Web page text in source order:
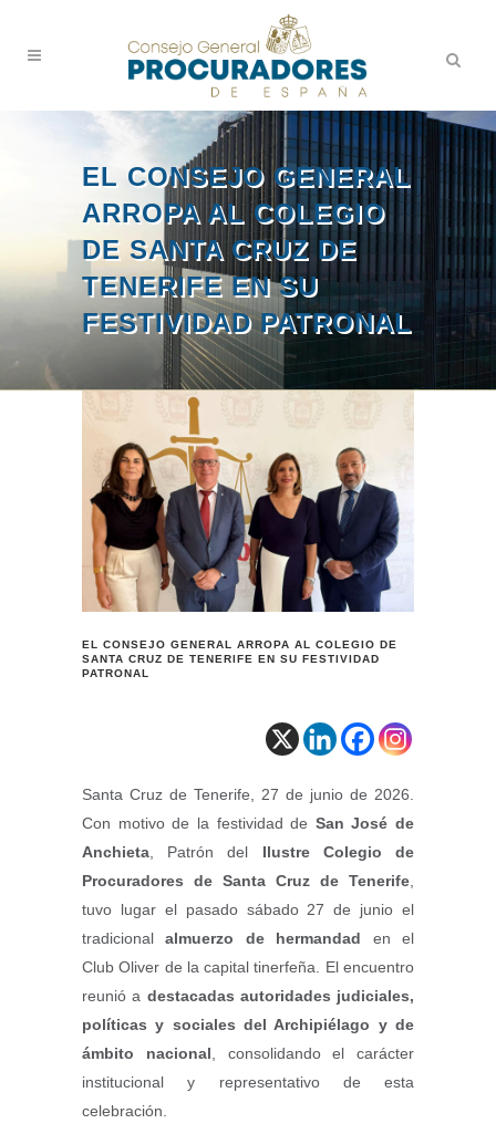
EL CONSEJO GENERAL
ARROPA AL COLEGIO
DE SANTA CRUZ DE
TENERIFE EN SU
FESTIVIDAD PATRONAL
EL CONSEJO GENERAL ARROPA AL COLEGIO DE
SANTA CRUZ DE TENERIFE EN SU FESTIVIDAD
PATRONAL
Santa Cruz de Tenerife, 27 de junio de 2026.
Con motivo de la festividad de San José de
Anchieta , Patrón del Ilustre Colegio de
Procuradores de Santa Cruz de Tenerife
tuvo lugar el pasado sábado 27 de junio el
tradicionalalmuerzo de hermandad en el
Club Oliver de la capital tinerfeña. El encuentro
reunió a destacadas autoridades judiciales,
políticas y sociales del Archipiélago y de
ámbito nacional , consolidando el carácter
institucional y representativo de esta
celebración.